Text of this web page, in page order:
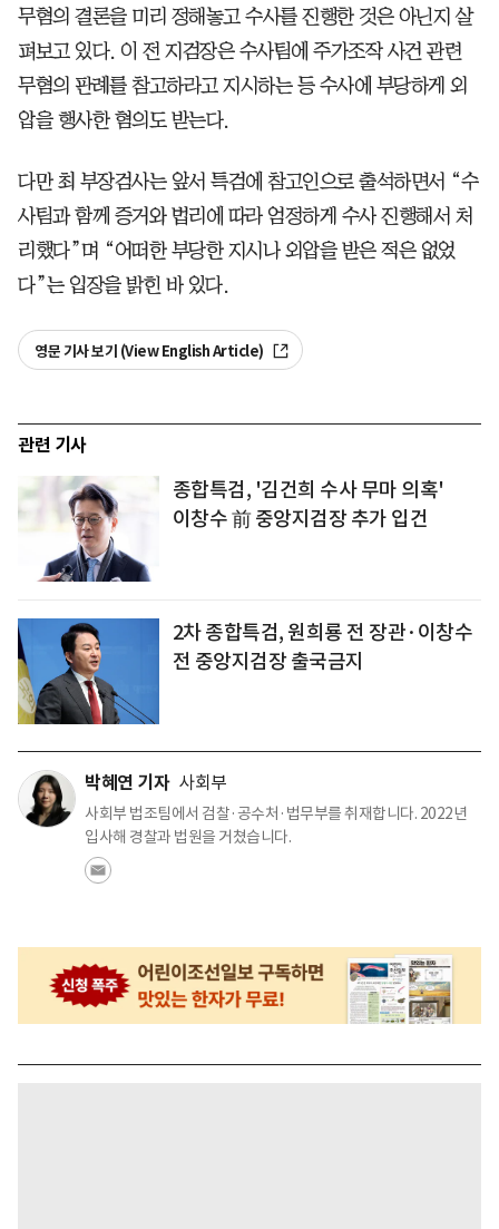
무혐의 결론을 미리 정해놓고 수사를 진행한 것은 아닌지 살
펴보고 있다. 이 전 지검장은 수사팀에 주가조작 사건 관련
무혐의 판례를 참고하라고 지시하는 등 수사에 부당하게 외
압을 행사한 혐의도 받는다.
다만 최 부장검사는 앞서 특검에 참고인으로 출석하면서 “수
사팀과 함께 증거와 법리에 따라 엄정하게 수사 진행해서 처
리했다”며 “어떠한 부당한 지시나 외압을 받은 적은 없었
다”는 입장을 밝힌 바 있다.
영문 기사 보기 (View English Article)
관련 기사
종합특검, '김건희 수사 무마 의혹'
이창수 前 중앙지검장 추가 입건
2차 종합특검, 원희룡 전 장관·이창수
전 중앙지검장 출국금지
박혜연 기자 사회부
사회부 법조팀에서 검찰·공수처·법무부를 취재합니다. 2022년
입사해 경찰과 법원을 거쳤습니다.